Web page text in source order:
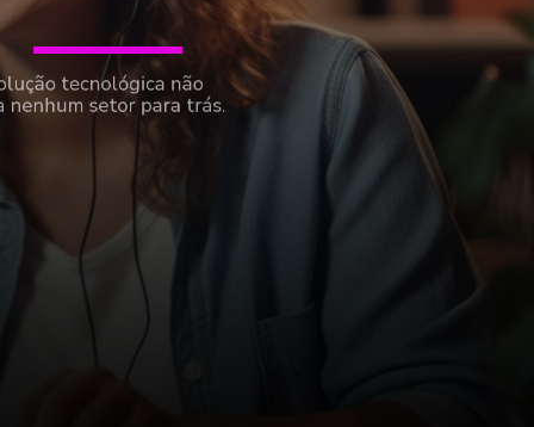
A evolução tecnológica não
deixa nenhum setor para trás.
As plataformas LXP estão
revolucionando a
aprendizagem corporativa com
I.A., oferecendo ensino
personalizado.